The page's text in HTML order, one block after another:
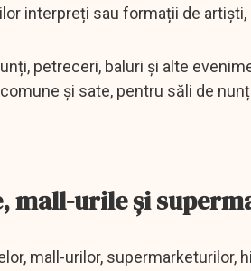
interpreți sau formații de
petreceri, baluri și alte
și sate, pentru săli de
mall-urile și
mall-urilor,